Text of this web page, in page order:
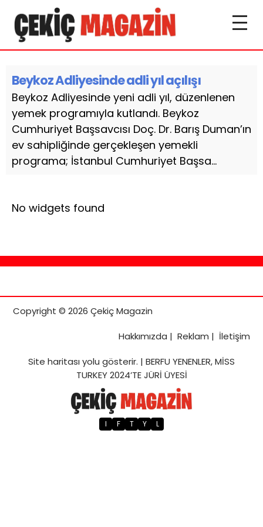
Beykoz Adliyesinde adli yıl açılışı
Beykoz Adliyesinde yeni adli yıl, düzenlenen
yemek programıyla kutlandı. Beykoz
Cumhuriyet Başsavcısı Doç. Dr. Barış Duman’ın
ev sahipliğinde gerçekleşen yemekli
programa; İstanbul Cumhuriyet Başsa...
No widgets found
Copyright © 2026 Çekiç Magazin
Hakkımızda | Reklam | İletişim
Site haritasıyolu gösterir. | BERFU YENENLER, MİSS
TURKEY 2024’TE JÜRİ ÜYESİ
I F T Y L